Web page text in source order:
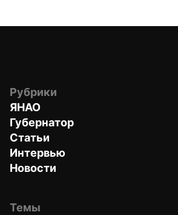
Рубрики
ЯНАО
Губернатор
Статьи
Интервью
Новости
Темы